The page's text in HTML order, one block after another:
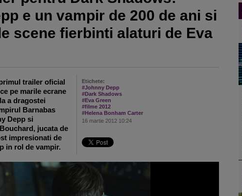
e un vampir de 200 de ani si
scene fierbinti alaturi de Eva
Etichete:
#Johnny Depp
#Dark Shadows
#Eva Green
#filme 2012
#Helena Bonham Carter
16 martie 2012 10:24
trailer oficial
pe marile ecrane
a dragostei
Barnabas
Depp si
jucata de
impresionati de
in rol de vampir.